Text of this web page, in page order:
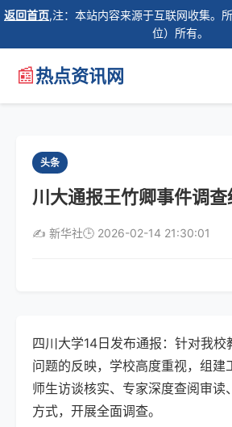
返回首页,注：本站内容来源于互联网收集。
位）所有。
📰热点资讯网
头条
川大通报王竹卿事件调查
✍️ 新华社🕒 2026-02-14 21:30:01
四川大学14日发布通报：针对我校
问题的反映，学校高度重视，组建
师生访谈核实、专家深度查阅审读
方式，开展全面调查。